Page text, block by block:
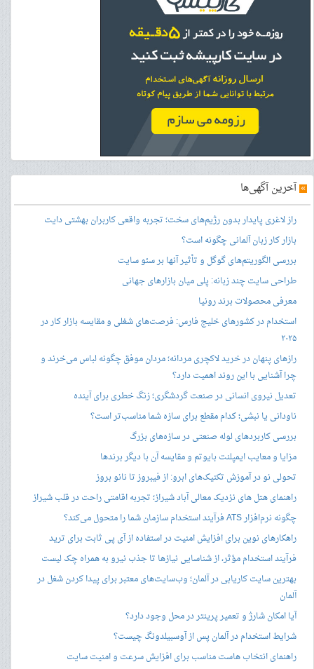
»آخرین آگهی‌ها
راز لاغری پایدار بدون رژیم‌های سخت؛ تجربه واقعی کاربران بهشتی دایت
بازار کار زبان آلمانی چگونه است؟
بررسی الگوریتم‌های گوگل و تأثیر آنها بر سئو سایت
طراحی سایت چند زبانه: پلی میان بازارهای جهانی
معرفی محصولات برند رونیا
استخدام در کشورهای خلیج فارس: فرصت‌های شغلی و مقایسه بازار کار در
۲۰۲۵
رازهای پنهان در خرید لاکچری مردانه؛ مردان موفق چگونه لباس می‌خرند و
چرا آشنایی با این روند اهمیت دارد؟
تعدیل نیروی انسانی در صنعت گردشگری؛ زنگ خطری برای آینده
ناودانی یا نبشی؛ کدام مقطع برای سازه شما مناسب‌تر است؟
بررسی کاربردهای لوله صنعتی در سازه‌های بزرگ
مزایا و معایب ایمپلنت بایوتم و مقایسه آن با دیگر برندها
تحولی نو در آموزش تکنیک‌های ابرو: از فیبروز تا نانو بروز
راهنمای هتل های نزدیک معالی آباد شیراز؛ تجربه اقامتی راحت در قلب شیراز
چگونه نرم‌افزار ATS فرآیند استخدام سازمان شما را متحول می‌کند؟
راهکارهای نوین برای افزایش امنیت در استفاده از آی پی ثابت برای ترید
فرآیند استخدام مؤثر، از شناسایی نیازها تا جذب نیرو به همراه چک لیست
بهترین سایت کاریابی در آلمان؛ وب‌سایت‌های معتبر برای پیدا کردن شغل در
آلمان
آیا امکان شارژ و تعمیر پرینتر در محل وجود دارد؟
شرایط استخدام در آلمان پس از آوسبیلدونگ چیست؟
راهنمای انتخاب هاست مناسب برای افزایش سرعت و امنیت سایت